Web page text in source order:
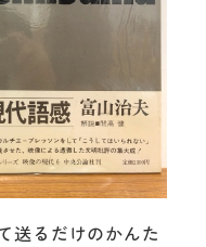
送るだけのかんた